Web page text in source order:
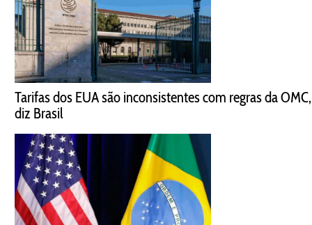
Tarifas dos EUA são inconsistentes com regras da OMC,
diz Brasil